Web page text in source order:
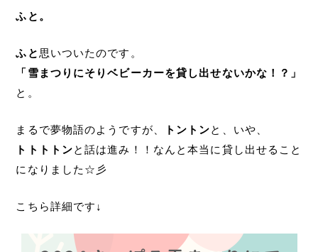
ふと。
ふと思いついたのです。
「雪まつりにそりベビーカーを貸し出せないかな！？」
と。
まるで夢物語のようですが、 トントンと、いや、
トトトトンと話は進み！！なんと本当に貸し出せること
になりました☆彡
こちら詳細です↓